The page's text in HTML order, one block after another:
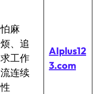
怕麻
烦、追
求工作
流连续
性
AIplus12
3.com